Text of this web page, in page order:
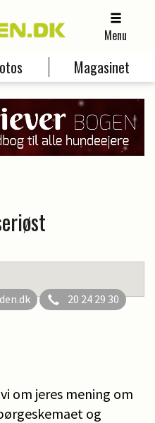
Menu
Magasinet
20 24 29 30
om jeres mening om
og